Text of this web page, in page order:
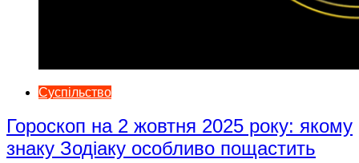
Суспільство
Гороскоп на 2 жовтня 2025 року: якому
знаку Зодіаку особливо пощастить